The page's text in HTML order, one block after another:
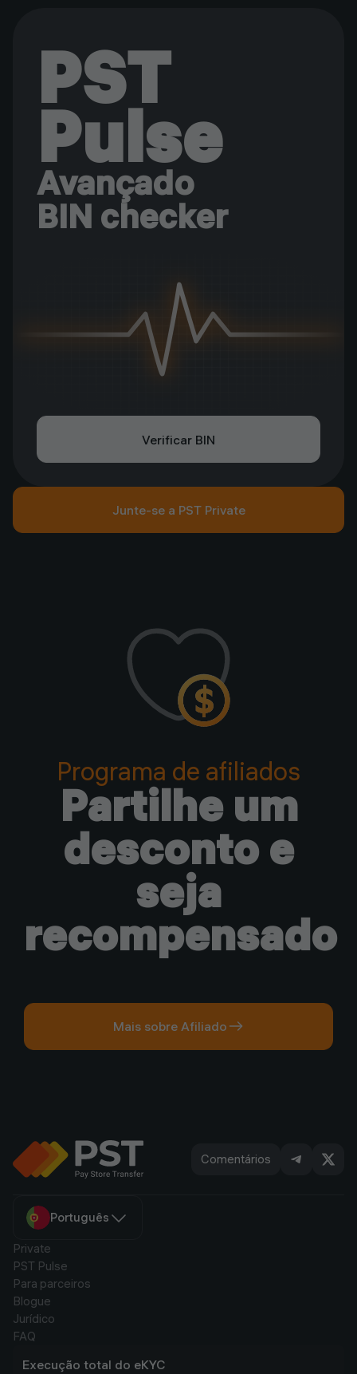
PST
Pulse
Avançado
BIN checker
Verificar BIN
Junte-se a PST Private
Programa de afiliados
Partilhe um
desconto e
seja
recompensado
Mais sobre Afiliado
Comentários
Português
Private
PST Pulse
Para parceiros
Blogue
Jurídico
FAQ
Execução total do eKYC